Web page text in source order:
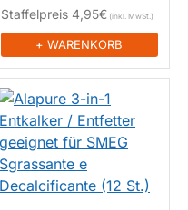
Staffelpreis4,95€
+ WARENKORB